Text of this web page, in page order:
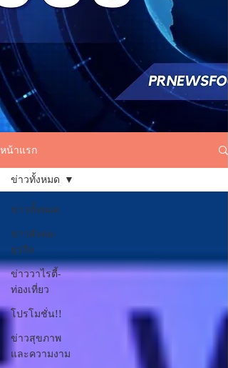
หน้าแรก
ข่าวทั้งหมด
ข่าวสังคม-
ธุรกิจ
ข่าววาไรตี้-
ท่องเที่ยว
โปรโมชั่น!!
ข่าวสุขภาพ
และความงาม
ข่าวทั้งหมด